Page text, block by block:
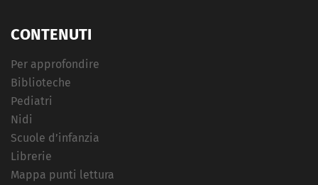
CONTENUTI
Per approfondire
Biblioteche
Pediatri
Nidi
Scuole d’infanzia
Librerie
Mappa punti lettura